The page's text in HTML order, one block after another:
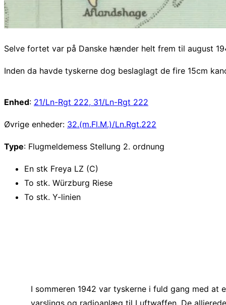
Selve fortet var på Danske hænder helt frem til august
Inden da havde tyskerne dog beslaglagt de fire 15cm
Enhed: 21/Ln-Rgt 222, 31/Ln-Rgt 222
Øvrige enheder: 32.(m.Fl.M.)/Ln.Rgt.222
Type: Flugmeldemess Stellung 2. ordnung
En stk Freya LZ (C)
To stk. Würzburg Riese
To stk. Y-linien
I sommeren 1942 var tyskerne i fuld gang med at
varslings og radioanlæg til Luftwaffen. De